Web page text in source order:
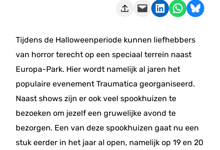
Deze pagina e-mailen Delen op LinkedIn Delen via WhatsApp Share on Bluesky
Tijdens de Halloweenperiode kunnen liefhebbers
van horror terecht op een speciaal terrein naast
Europa-Park. Hier wordt namelijk al jaren het
populaire evenement Traumatica georganiseerd.
Naast shows zijn er ook veel spookhuizen te
bezoeken om jezelf een gruwelijke avond te
bezorgen. Een van deze spookhuizen gaat nu een
stuk eerder in het jaar al open, namelijk op 19 en 20